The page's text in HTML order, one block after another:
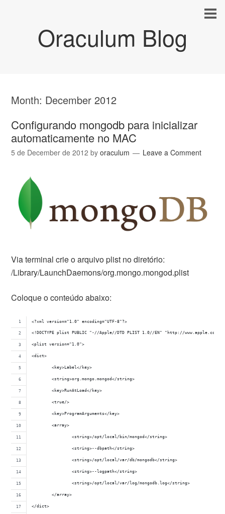
Oraculum Blog
Month: December 2012
Configurando mongodb para inicializar
automaticamente no MAC
5 de December de 2012 byoraculum Leave a Comment
Via terminal crie o arquivo plist no diretório:
/Library/LaunchDaemons/org.mongo.mongod.plist
Coloque o conteúdo abaixo:
<?xml version="1.0" encoding="UTF-8"?>
<!DOCTYPE plist PUBLIC "-//Apple//DTD PLIST 1.0//EN" "http://www.apple.com/
<plist version="1.0">
<dict>
	<key>Label</key>
	<string>org.mongo.mongod</string>
	<key>RunAtLoad</key>
	<true/>
	<key>ProgramArguments</key>
	<array>
		<string>/opt/local/bin/mongod</string>
		<string>--dbpath</string>
		<string>/opt/local/var/db/mongodb</string>
		<string>--logpath</string>
		<string>/opt/local/var/log/mongodb.log</string>
	</array>
</dict>